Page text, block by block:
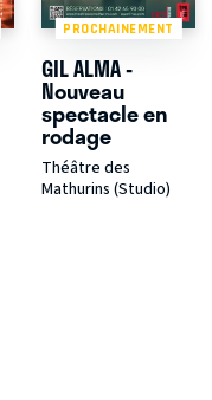
PROCHAINEMENT
GIL ALMA -
Nouveau
spectacle en
rodage
Théâtre des
Mathurins (Studio)